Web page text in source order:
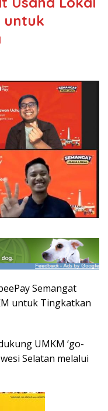
untuk
Semangat
untuk Tingkatkan
UMKM ‘go-
Selatan melalui